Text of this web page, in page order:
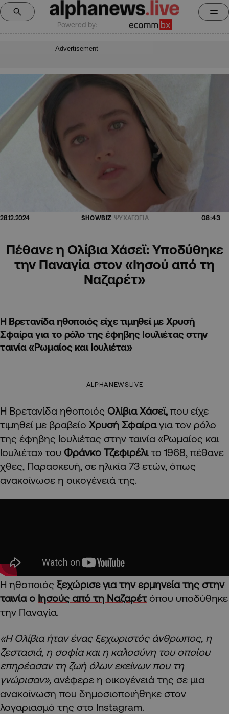
Powered by:
Advertisement
28.12.2024 SHOWBIZ ΨΥΧΑΓΩΓΙΑ 08:43
Πέθανε η Ολίβια Χάσεϊ: Υποδύθηκε
την Παναγία στον «Ιησού από τη
Ναζαρέτ»
Η Βρετανίδα ηθοποιός είχε τιμηθεί με Χρυσή
Σφαίρα για το ρόλο της έφηβης Ιουλιέτας στην
ταινία «Ρωμαίος και Ιουλιέτα»
ALPHANEWSLIVE
Η Βρετανίδα ηθοποιός Ολίβια Χάσεϊ, που είχε
τιμηθεί με βραβείο Χρυσή Σφαίραγια τον ρόλο
της έφηβης Ιουλιέτας στην ταινία «Ρωμαίος και
Ιουλιέτα» του Φράνκο Τζεφιρέλιτο 1968, πέθανε
χθες, Παρασκευή, σε ηλικία 73 ετών, όπως
ανακοίνωσε η οικογένειά της.
Η ηθοποιός ξεχώρισε για την ερμηνεία της στην
ταινία ο Ιησούς από τη Ναζαρέτόπου υποδύθηκε
την Παναγία.
«Η Ολίβια ήταν ένας ξεχωριστός άνθρωπος, η
ζεστασιά, η σοφία και η καλοσύνη του οποίου
επηρέασαν τη ζωή όλων εκείνων που τη
γνώρισαν», ανέφερε η οικογένειά της σε μια
ανακοίνωση που δημοσιοποιήθηκε στον
λογαριασμό της στο Instagram.